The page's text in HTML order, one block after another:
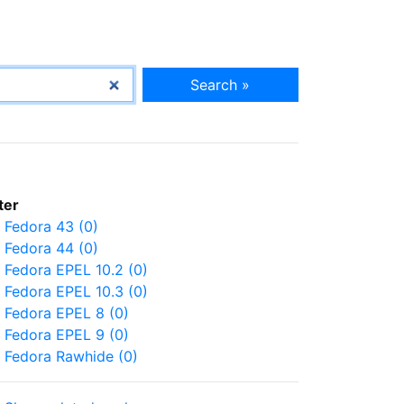
Search »
Fedora 43 (0)
Fedora 44 (0)
Fedora EPEL 10.2 (0)
Fedora EPEL 10.3 (0)
Fedora EPEL 8 (0)
Fedora EPEL 9 (0)
Fedora Rawhide (0)